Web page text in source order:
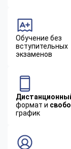
Обучение без
вступительных
экзаменов
формат и
график